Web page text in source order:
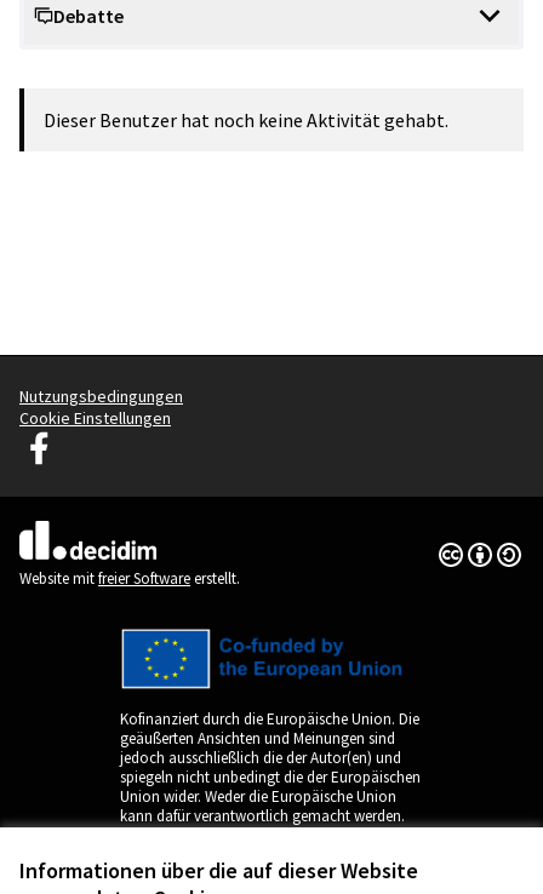
Informationen über die auf dieser Website
Debatte
Dieser Benutzer hat noch keine Aktivität gehabt.
Nutzungsbedingungen
Cookie Einstellungen
Decidim Ljubljana auf Facebook
(Externer Link)
Website mitfreier Softwareerstellt.
Creative
(Externer
Kofinanziert durch die Europäische Union. Die
geäußerten Ansichten und Meinungen sind
jedoch ausschließlich die der Autor(en) und
spiegeln nicht unbedingt die der Europäischen
Union wider. Weder die Europäische Union
kann dafür verantwortlich gemacht werden.